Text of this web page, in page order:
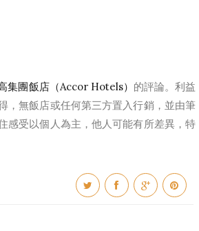
集團飯店（Accor Hotels） 的評論。利益
，無飯店或任何第三方置入行銷，並由筆
感受以個人為主，他人可能有所差異，特